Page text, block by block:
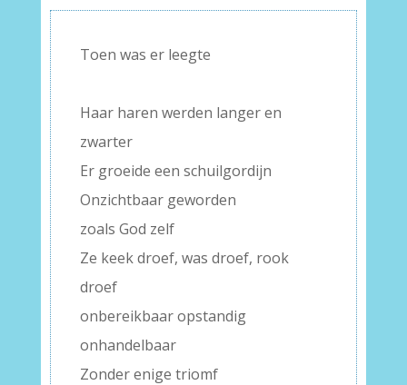
Toen was er leegte
Haar haren werden langer en
zwarter
Er groeide een schuilgordijn
Onzichtbaar geworden
zoals God zelf
Ze keek droef, was droef, rook
droef
onbereikbaar opstandig
onhandelbaar
Zonder enige triomf